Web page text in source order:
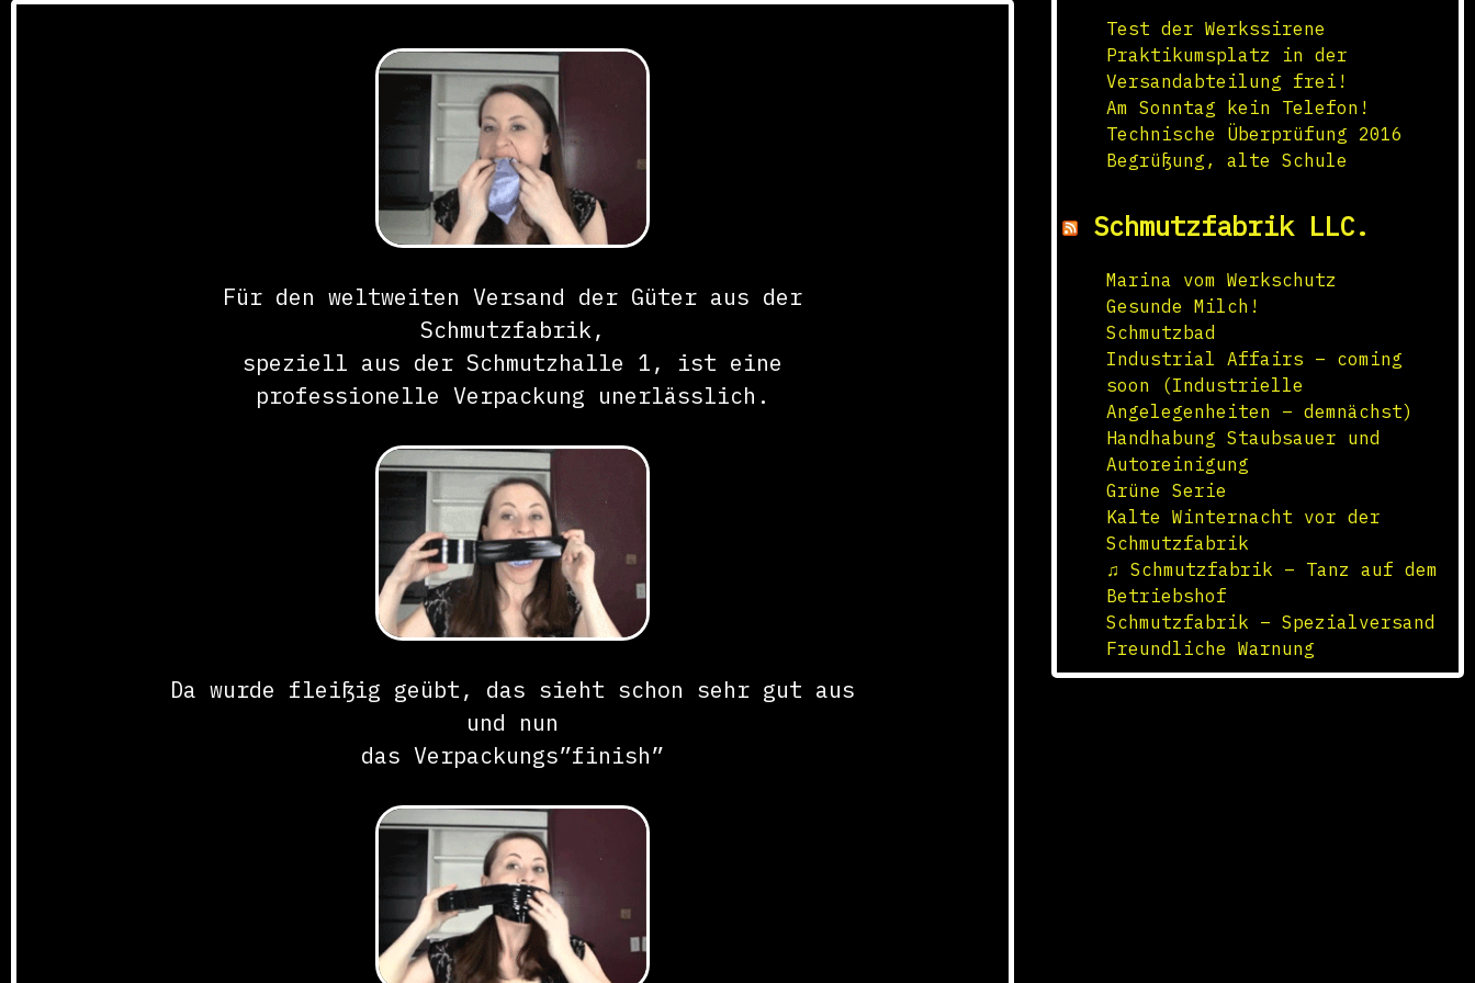
Für den weltweiten Versand der Güter aus der
Schmutzfabrik,
speziell aus der Schmutzhalle 1, ist eine
professionelle Verpackung unerlässlich.
Da wurde fleißig geübt, das sieht schon sehr gut aus
und nun
das Verpackungs”finish”
Test der Werkssirene
Praktikumsplatz in der
Versandabteilung frei!
Am Sonntag kein Telefon!
Technische Überprüfung 2016
Begrüßung, alte Schule
Schmutzfabrik LLC.
Marina vom Werkschutz
Gesunde Milch!
Schmutzbad
Industrial Affairs – coming
soon (Industrielle
Angelegenheiten – demnächst)
Handhabung Staubsauer und
Autoreinigung
Grüne Serie
Kalte Winternacht vor der
Schmutzfabrik
♫ Schmutzfabrik – Tanz auf dem
Betriebshof
Schmutzfabrik – Spezialversand
Freundliche Warnung